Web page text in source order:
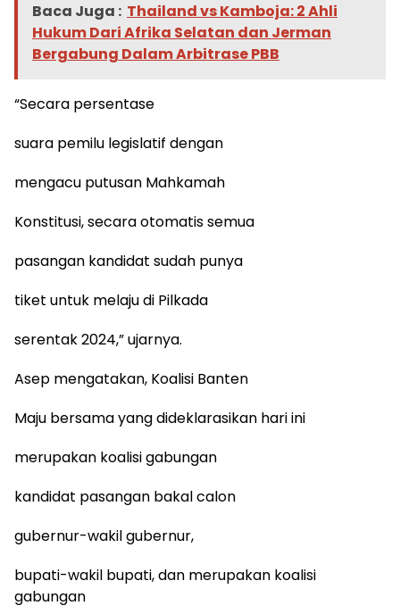
Baca Juga : Thailand vs Kamboja: 2 Ahli
Hukum Dari Afrika Selatan dan Jerman
Bergabung Dalam Arbitrase PBB
“Secara persentase
suara pemilu legislatif dengan
mengacu putusan Mahkamah
Konstitusi, secara otomatis semua
pasangan kandidat sudah punya
tiket untuk melaju di Pilkada
serentak 2024,” ujarnya.
Asep mengatakan, Koalisi Banten
Maju bersama yang dideklarasikan hari ini
merupakan koalisi gabungan
kandidat pasangan bakal calon
gubernur-wakil gubernur,
bupati-wakil bupati, dan merupakan koalisi
gabungan